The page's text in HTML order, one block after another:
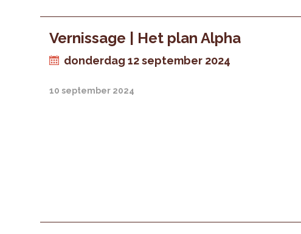
Vernissage | Het plan Alpha
donderdag 12 september 2024
10 september 2024